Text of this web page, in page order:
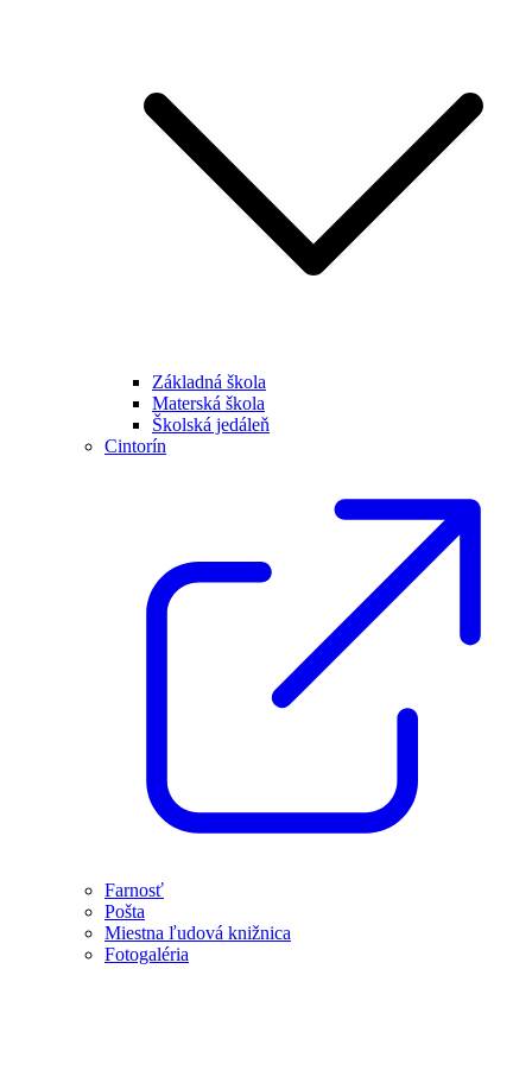
Základná škola
Materská škola
Školská jedáleň
Cintorín
Farnosť
Pošta
Miestna ľudová knižnica
Fotogaléria